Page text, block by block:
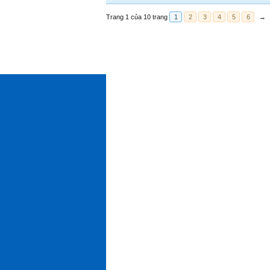
Trang 1 của 10 trang 1 2 3 4 5 6 →